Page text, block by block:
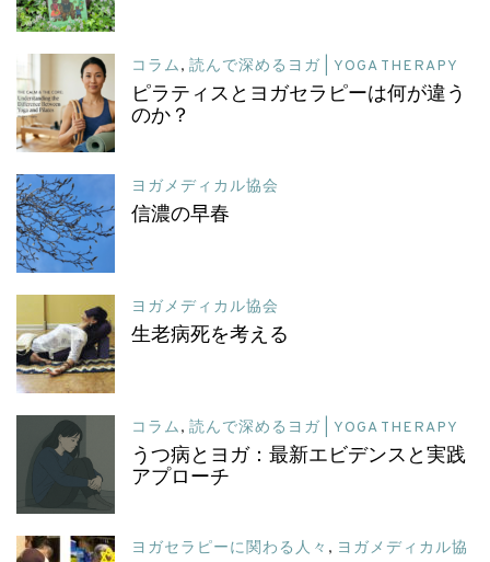
コラム, 読んで深めるヨガ | YOGA THERAPY
ピラティスとヨガセラピーは何が違う
のか？
ヨガメディカル協会
信濃の早春
ヨガメディカル協会
生老病死を考える
コラム, 読んで深めるヨガ | YOGA THERAPY
うつ病とヨガ：最新エビデンスと実践
アプローチ
ヨガセラピーに関わる人々 , ヨガメディカル協